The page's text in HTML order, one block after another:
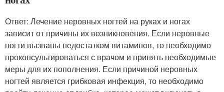
Ответ: Лечение неровных ногтей на руках и ногах
зависит от причины их возникновения. Если неровные
ногти вызваны недостатком витаминов, то необходимо
проконсультироваться с врачом и принять необходимые
меры для их пополнения. Если причиной неровных
ногтей является грибковая инфекция, то необходимо